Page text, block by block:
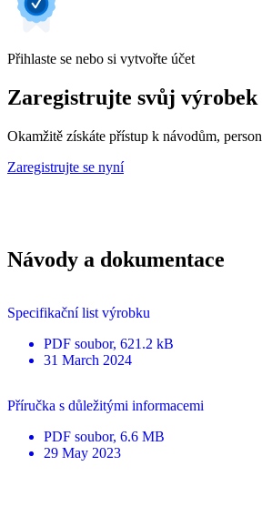
Přihlaste se nebo si vytvořte účet
Zaregistrujte svůj výrobek
Okamžitě získáte přístup k návodům,
Zaregistrujte se nyní
Návody a dokumentace
Specifikační list výrobku
PDF soubor, 621.2 kB
31 March 2024
Příručka s důležitými informacemi
PDF soubor, 6.6 MB
29 May 2023